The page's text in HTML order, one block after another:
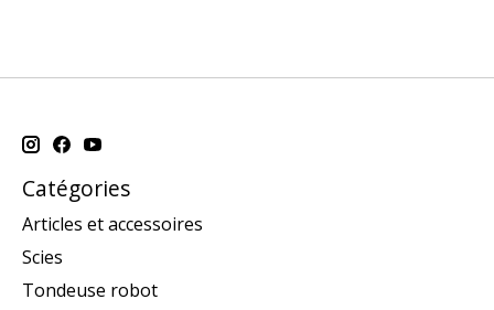
Catégories
Articles et accessoires
Scies
Tondeuse robot